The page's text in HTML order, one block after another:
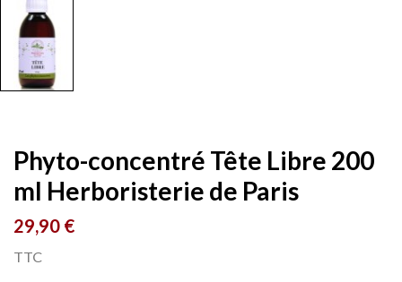
Phyto-concentré Tête Libre 200
ml Herboristerie de Paris
29,90 €
TTC